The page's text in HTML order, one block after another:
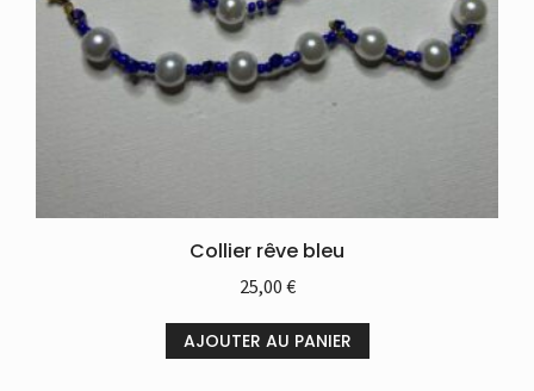
Collier rêve bleu
25,00 €
AJOUTER AU PANIER